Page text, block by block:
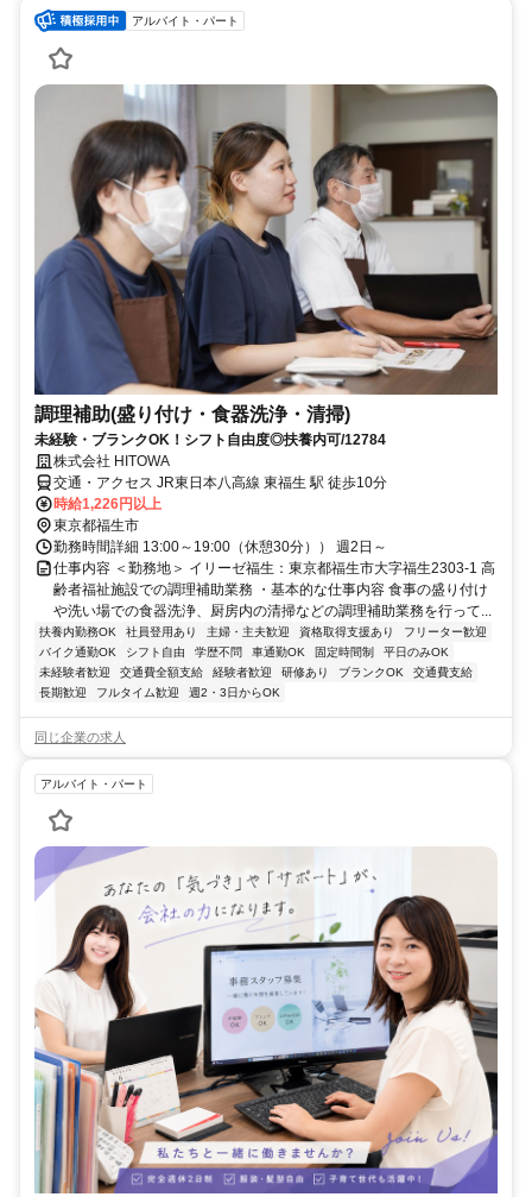
アルバイト・パート
調理補助(盛り付け・食器洗浄・清掃)
未経験・ブランクOK！シフト自由度◎扶養内可/12784
株式会社 HITOWA
交通・アクセス JR東日本八高線 東福生 駅 徒歩10分
時給1,226円以上
東京都福生市
勤務時間詳細 13:00～19:00（休憩30分）） 週2日～
仕事内容 ＜勤務地＞ イリーゼ福生：東京都福生市大字福生2303-1 高
齢者福祉施設での調理補助業務 ・基本的な仕事内容 食事の盛り付け
や洗い場での食器洗浄、厨房内の清掃などの調理補助業務を行って...
扶養内勤務OK 社員登用あり 主婦・主夫歓迎 資格取得支援あり
フリーター歓迎
バイク通勤OK
シフト自由 学歴不問 車通勤OK 固定時間制
平日のみOK
未経験者歓迎
交通費全額支給 経験者歓迎 研修あり ブランクOK
交通費支給
長期歓迎
フルタイム歓迎 週2・3日からOK
同じ企業の求人
アルバイト・パート